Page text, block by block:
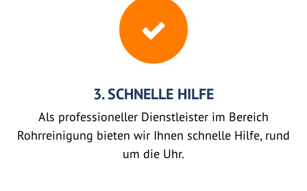
3. SCHNELLE HILFE
Als professioneller Dienstleister im Bereich
Rohrreinigung bieten wir Ihnen schnelle Hilfe, rund
um die Uhr.